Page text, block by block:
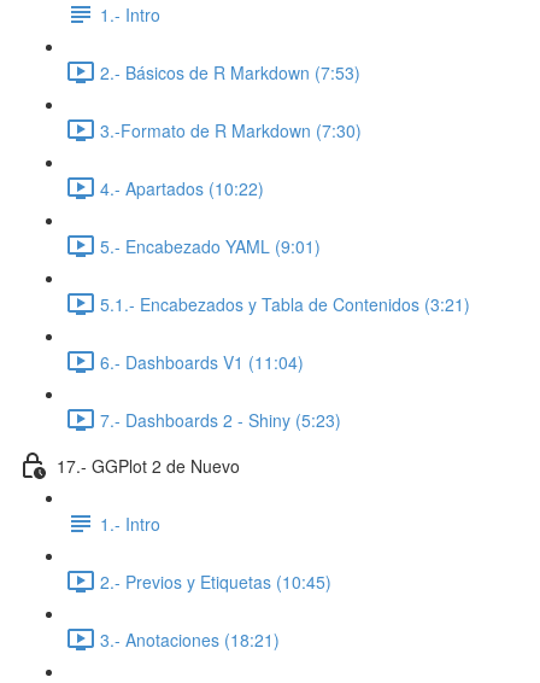
1.- Intro
2.- Básicos de R Markdown (7:53)
3.-Formato de R Markdown (7:30)
4.- Apartados (10:22)
5.- Encabezado YAML (9:01)
5.1.- Encabezados y Tabla de Contenidos (3:21)
6.- Dashboards V1 (11:04)
7.- Dashboards 2 - Shiny (5:23)
17.- GGPlot 2 de Nuevo
1.- Intro
2.- Previos y Etiquetas (10:45)
3.- Anotaciones (18:21)